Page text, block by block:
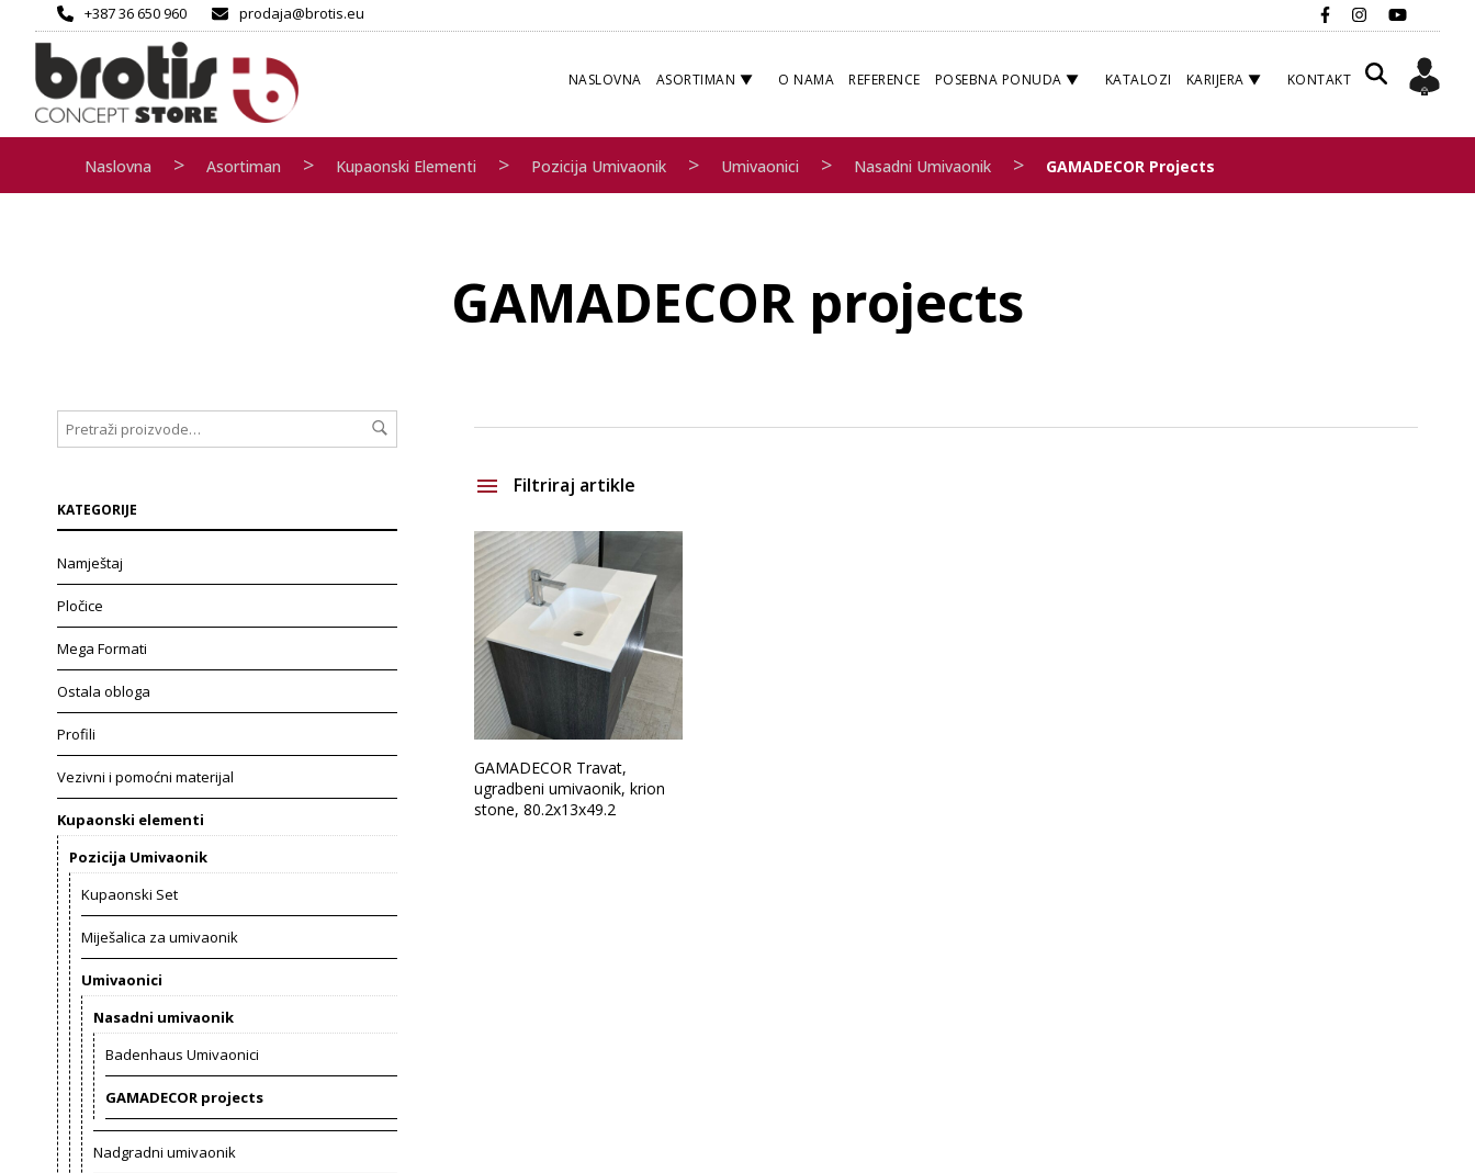
+387 36 650 960 prodaja@brotis.eu
NASLOVNA ASORTIMAN O NAMA REFERENCE POSEBNA PONUDA KATALOZI KARIJERA KONTAKT
Naslovna > Asortiman > Kupaonski Elementi > Pozicija Umivaonik > Umivaonici > Nasadni Umivaonik > GAMADECOR Projects
GAMADECOR projects
KATEGORIJE
Namještaj
Pločice
Mega Formati
Ostala obloga
Profili
Vezivni i pomoćni materijal
Kupaonski elementi
Pozicija Umivaonik
Kupaonski Set
Miješalica za umivaonik
Umivaonici
Nasadni umivaonik
Badenhaus Umivaonici
GAMADECOR projects
Nadgradni umivaonik
Filtriraj artikle
Brand
GAMADECOR Travat,
ugradbeni umivaonik, krion
stone, 80.2x13x49.2